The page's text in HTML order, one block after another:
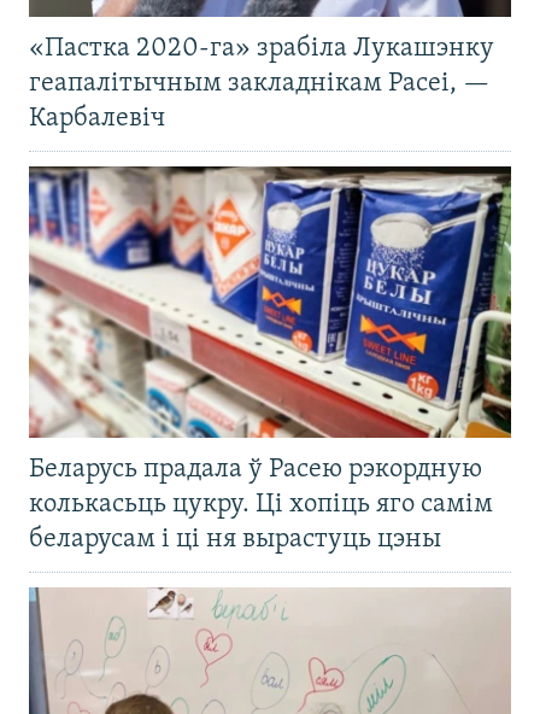
«Пастка 2020-га» зрабіла Лукашэнку
геапалітычным закладнікам Расеі, —
Карбалевіч
Беларусь прадала ў Расею рэкордную
колькасьць цукру. Ці хопіць яго самім
беларусам і ці ня вырастуць цэны